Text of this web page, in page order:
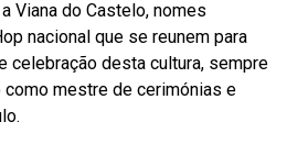
Viana do Castelo, nomes
nacional que se reunem para
celebração desta cultura, sempre
como mestre de cerimónias e